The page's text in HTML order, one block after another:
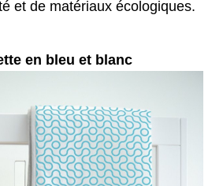
et de matériaux écologiques.
en bleu et blanc